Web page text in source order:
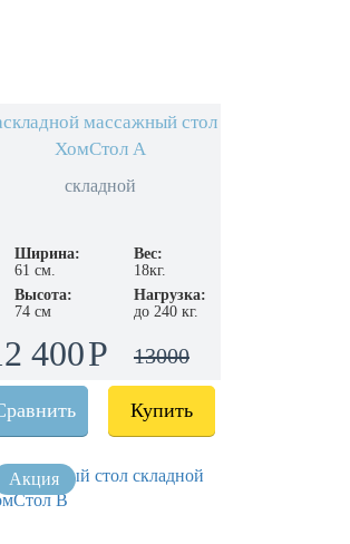
массажный стол
ХомСтол А
складной
Ширина:
61 см.
Вес:
18кг.
Высота:
74 см
Нагрузка:
до 240 кг.
400 13000
Купить